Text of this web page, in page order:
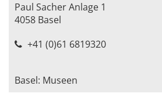
Paul Sacher Anlage 1
4058 Basel
+41 (0)61 6819320
Basel: Museen